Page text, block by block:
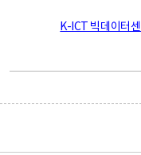
K-ICT 빅데이터센